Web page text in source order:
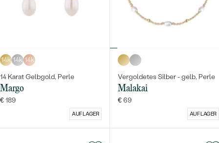
14k 14k 14k
14 Karat Gelbgold, Perle
Margo
€ 189
AUF LAGER
Vergoldetes Silber - gelb, Perle
Malakai
€ 69
AUF LAGER